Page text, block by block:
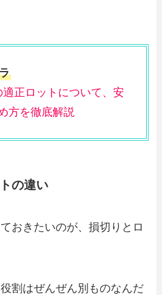
正ロットについて、安
方を徹底解説
の違い
おきたいのが、損切りとロ
割はぜんぜん別ものなんだ